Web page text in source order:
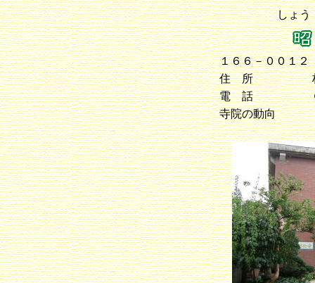
し
１６６－００１２
住 所
電 話
寺院の動向